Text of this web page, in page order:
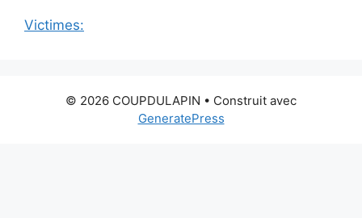
Victimes:
© 2026 COUPDULAPIN • Construit avec
GeneratePress